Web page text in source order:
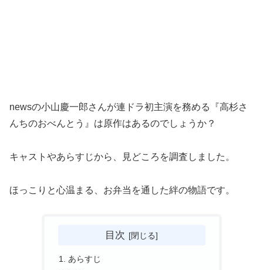
newsの小山慶一郎さんが連ドラ初主演を務める『高杉さ
んちのおべんとう』は原作はあるのでしょうか？
キャストやあらすじから、見どころを調査しました。
ほっこりと心温まる、お弁当を通した絆の物語です。
目次
あらすじ